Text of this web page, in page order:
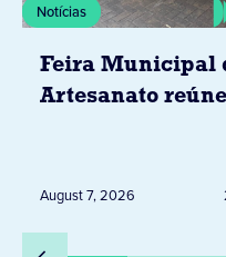
Notícias
Feira Municipal
Artesanato
August 7, 2026